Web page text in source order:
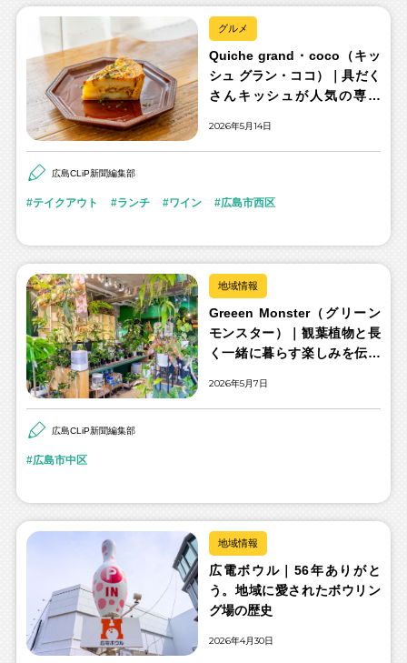
グルメ
Quiche grand・coco（キッ
シュ グラン・ココ）｜具だく
さんキッシュが人気の専門
2026年5月14日
広島CLiP新聞編集部
テイクアウト ランチ ワイン 広島市西区
地域情報
Greeen Monster（グリーン
モンスター）｜観葉植物と長
く一緒に暮らす楽しみを伝え
2026年5月7日
広島CLiP新聞編集部
広島市中区
地域情報
広電ボウル｜56年ありがと
う。地域に愛されたボウリン
グ場の歴史
2026年4月30日